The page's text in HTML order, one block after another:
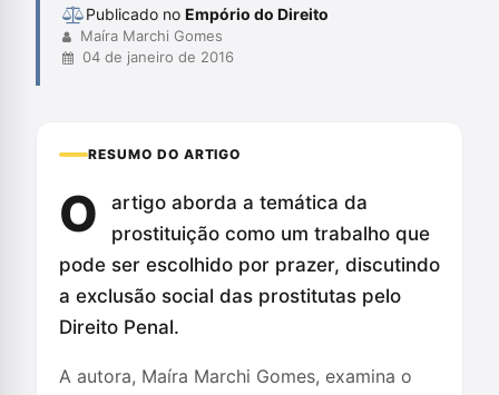
Publicado no Empório do Direito
Maíra Marchi Gomes
04 de janeiro de 2016
RESUMO DO ARTIGO
O
artigo aborda a temática da
prostituição como um trabalho que
pode ser escolhido por prazer, discutindo
a exclusão social das prostitutas pelo
Direito Penal.
A autora, Maíra Marchi Gomes, examina o